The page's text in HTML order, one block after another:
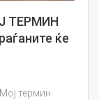
ТЕРМИН
ќе
термин